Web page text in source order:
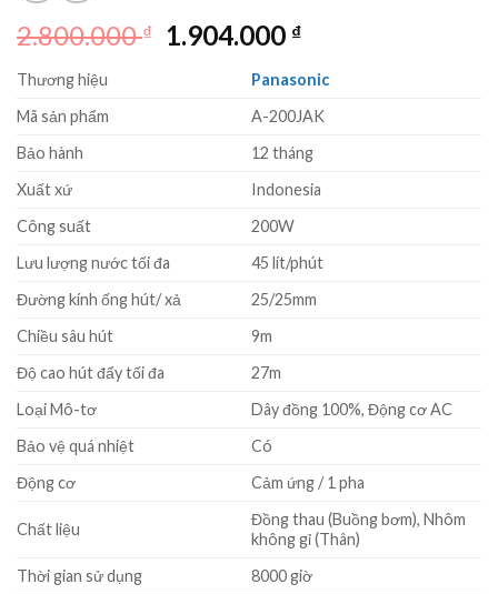
2.800.000₫
Giá
2.800.000 ₫.
1.904.000 ₫Giá
tại
là:
Thương hiệu
Panasonic
Mã sản phẩm
A-200JAK
Bảo hành
12 tháng
Xuất xứ
Indonesia
Công suất
200W
Lưu lượng nước tối đa
45 lít/phút
Đường kính ống hút/ xả
25/25mm
Chiều sâu hút
9m
Độ cao hút đẩy tối đa
27m
Loại Mô-tơ
Dây đồng 100%, Động cơ AC
Bảo vệ quá nhiệt
Có
Động cơ
Cảm ứng / 1 pha
Chất liệu
Đồng thau (Buồng bơm), Nhôm
không gỉ (Thân)
Thời gian sử dụng
8000 giờ